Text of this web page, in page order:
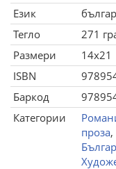
Език
Тегло
271
Размери
14x21
ISBN
Баркод
Категории
проза,